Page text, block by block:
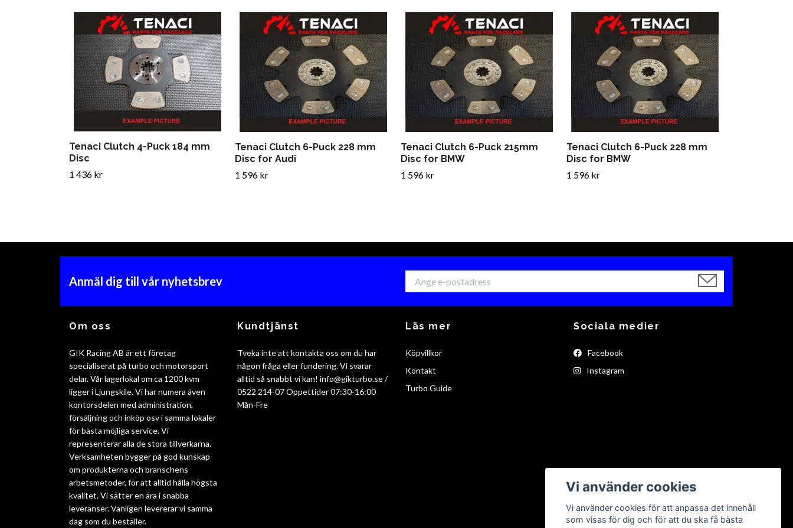
Tenaci Clutch 4-Puck 184 mm
Disc
1 436 kr
Tenaci Clutch 6-Puck 228 mm
Disc for Audi
1 596 kr
Tenaci Clutch 6-Puck 215mm
Disc for BMW
1 596 kr
Tenaci Clutch 6-Puck 228 mm
Disc for BMW
1 596 kr
Anmäl dig till vår nyhetsbrev
Om oss
GIK Racing AB är ett företag
specialiserat på turbo och motorsport
delar. Vår lagerlokal om ca 1200 kvm
ligger i Ljungskile. Vi har numera även
kontorsdelen med administration,
försäljning och inköp osv i samma lokaler
för bästa möjliga service. Vi
representerar alla de stora tillverkarna.
Verksamheten bygger på god kunskap
om produkterna och branschens
arbetsmetoder, för att alltid hålla högsta
kvalitet. Vi sätter en ära i snabba
leveranser. Vanligen levererar vi samma
dag som du beställer.
Kundtjänst
Tveka inte att kontakta oss om du har
någon fråga eller fundering. Vi svarar
alltid så snabbt vi kan! info@gikturbo.se/
0522 214-07 Öppettider 07:30-16:00
Mån-Fre
Läs mer
Köpvillkor
Kontakt
Turbo Guide
Sociala medier
Facebook
Instagram
Vi använder cookies
Vi använder cookies för att anpassa det innehåll
som visas för dig och för att du ska få bästa